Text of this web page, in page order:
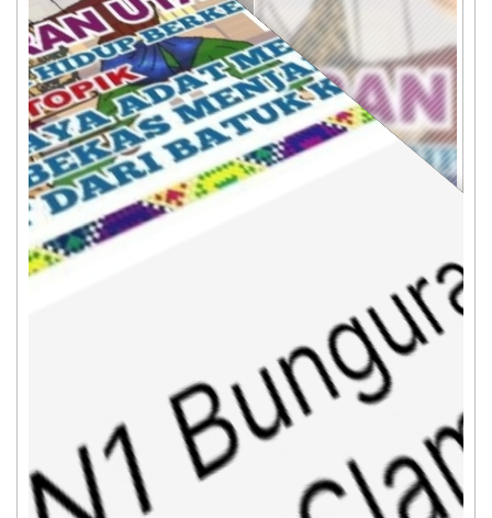
Kegiatan P5 Tahun 2024